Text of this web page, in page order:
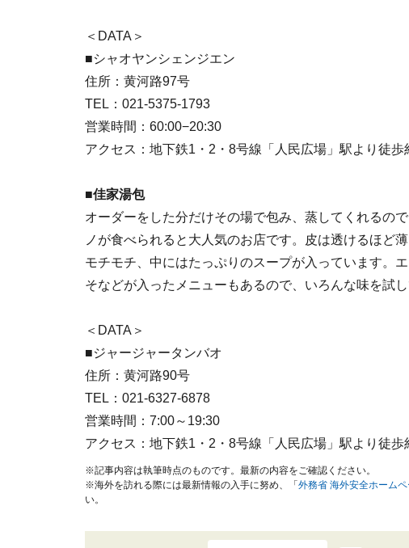
＜DATA＞
■シャオヤンシェンジエン
住所：黄河路97号
TEL：021-5375-1793
営業時間：60:00−20:30
アクセス：地下鉄1・2・8号線「人民広場」駅より徒歩
■佳家湯包
オーダーをした分だけその場で包み、蒸してくれるの
ノが食べられると大人気のお店です。皮は透けるほど
モチモチ、中にはたっぷりのスープが入っています。
そなどが入ったメニューもあるので、いろんな味を試
＜DATA＞
■ジャージャータンバオ
住所：黄河路90号
TEL：021-6327-6878
営業時間：7:00～19:30
アクセス：地下鉄1・2・8号線「人民広場」駅より徒歩
※記事内容は執筆時点のものです。最新の内容をご確認ください。
※海外を訪れる際には最新情報の入手に努め、「 外務省 海外安全ホームペ
い。